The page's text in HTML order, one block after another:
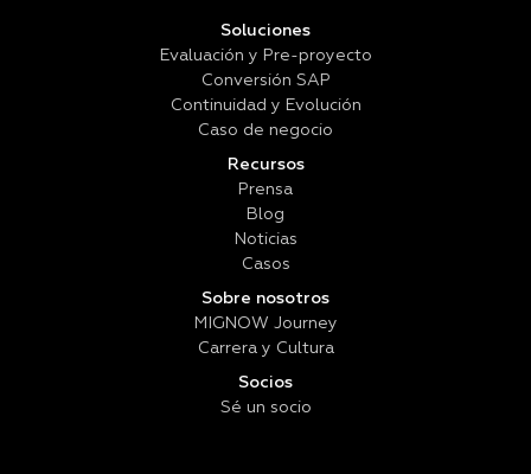
Soluciones
Evaluación y Pre-proyecto
Conversión SAP
Continuidad y Evolución
Caso de negocio
Recursos
Prensa
Blog
Noticias
Casos
Sobre nosotros
MIGNOW Journey
Carrera y Cultura
Socios
Sé un socio